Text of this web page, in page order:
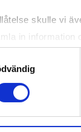
skulle vi
in information
din enhet
mer om hur
ditt
och
berättar
hoppas
på en nivå
saken.